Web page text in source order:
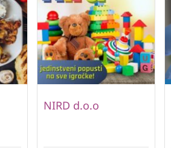
NIRD d.o.o